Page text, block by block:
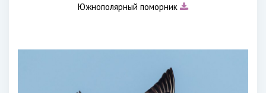
Южнополярный поморник